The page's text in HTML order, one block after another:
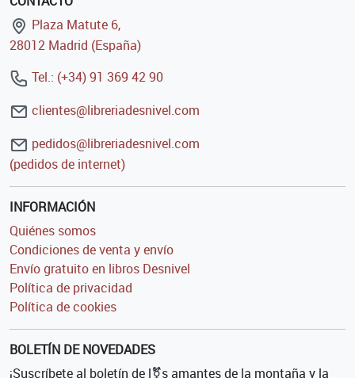
Plaza Matute 6,
28012 Madrid (España)
Tel.: (+34) 91 369 42 90
clientes@libreriadesnivel.com
pedidos@libreriadesnivel.com
(pedidos de internet)
INFORMACIÓN
Quiénes somos
Condiciones de venta y envío
Envío gratuito en libros Desnivel
Política de privacidad
Política de cookies
BOLETÍN DE NOVEDADES
¡Suscríbete al boletín de l⚧s amantes de la montaña y la